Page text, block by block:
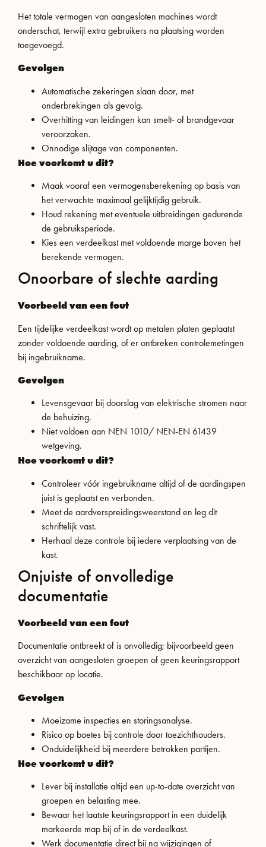
Het totale vermogen van aangesloten machines wordt
onderschat, terwijl extra gebruikers na plaatsing worden
toegevoegd.
Gevolgen
Automatische zekeringen slaan door, met
onderbrekingen als gevolg.
Overhitting van leidingen kan smelt- of brandgevaar
veroorzaken.
Onnodige slijtage van componenten.
Hoe voorkomt u dit?
Maak vooraf een vermogensberekening op basis van
het verwachte maximaal gelijktijdig gebruik.
Houd rekening met eventuele uitbreidingen gedurende
de gebruiksperiode.
Kies een verdeelkast met voldoende marge boven het
berekende vermogen.
Onoorbare of slechte aarding
Voorbeeld van een fout
Een tijdelijke verdeelkast wordt op metalen platen geplaatst
zonder voldoende aarding, of er ontbreken controlemetingen
bij ingebruikname.
Gevolgen
Levensgevaar bij doorslag van elektrische stromen naar
de behuizing.
Niet voldoen aan NEN 1010/ NEN-EN 61439
wetgeving.
Hoe voorkomt u dit?
Controleer vóór ingebruikname altijd of de aardingspen
juist is geplaatst en verbonden.
Meet de aardverspreidingsweerstand en leg dit
schriftelijk vast.
Herhaal deze controle bij iedere verplaatsing van de
kast.
Onjuiste of onvolledige
documentatie
Voorbeeld van een fout
Documentatie ontbreekt of is onvolledig; bijvoorbeeld geen
overzicht van aangesloten groepen of geen keuringsrapport
beschikbaar op locatie.
Gevolgen
Moeizame inspecties en storingsanalyse.
Risico op boetes bij controle door toezichthouders.
Onduidelijkheid bij meerdere betrokken partijen.
Hoe voorkomt u dit?
Lever bij installatie altijd een up-to-date overzicht van
groepen en belasting mee.
Bewaar het laatste keuringsrapport in een duidelijk
markeerde map bij of in de verdeelkast.
Werk documentatie direct bij na wijzigingen of